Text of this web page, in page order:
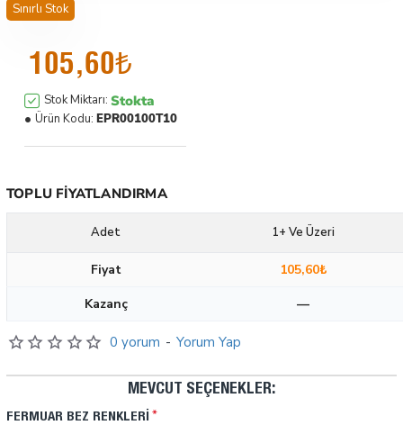
Sınırlı Stok
0 yorum - Yorum Yap
105,60₺
Stok Miktarı: Stokta
Ürün Kodu: EPR00100T10
MEVCUT SEÇENEKLER:
FERMUAR BEZ RENKLERI
TOPLU FIYATLANDIRMA
Adet 1+ Ve Üzeri
Fiyat
105,60₺
Kazanç
—